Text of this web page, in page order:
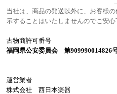
当社は、商品の発送以外に、お客様
示することはいたしませんのでご安心
古物商許可番号
福岡県公安委員会 第909990014826
運営業者
株式会社 西日本楽器